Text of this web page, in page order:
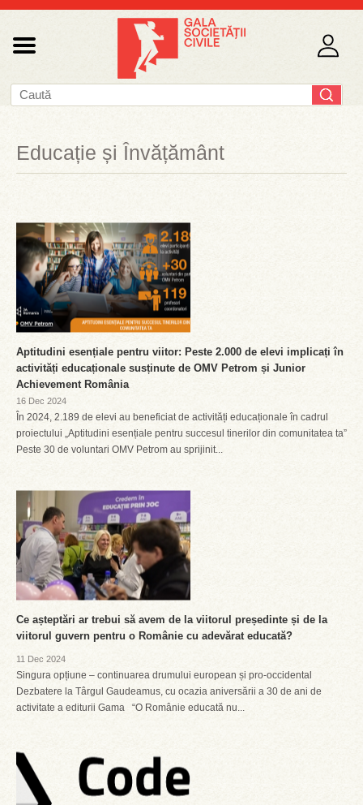
Educație și Învățământ
Aptitudini esențiale pentru viitor: Peste 2.000 de elevi implicați în
activități educaționale susținute de OMV Petrom și Junior
Achievement România
16 Dec 2024
În 2024, 2.189 de elevi au beneficiat de activități educaționale în cadrul
proiectului „Aptitudini esențiale pentru succesul tinerilor din comunitatea ta”
Peste 30 de voluntari OMV Petrom au sprijinit...
Ce așteptări ar trebui să avem de la viitorul președinte și de la
viitorul guvern pentru o Românie cu adevărat educată?
11 Dec 2024
Singura opțiune – continuarea drumului european și pro-occidental
Dezbatere la Târgul Gaudeamus, cu ocazia aniversării a 30 de ani de
activitate a editurii Gama “O Românie educată nu...